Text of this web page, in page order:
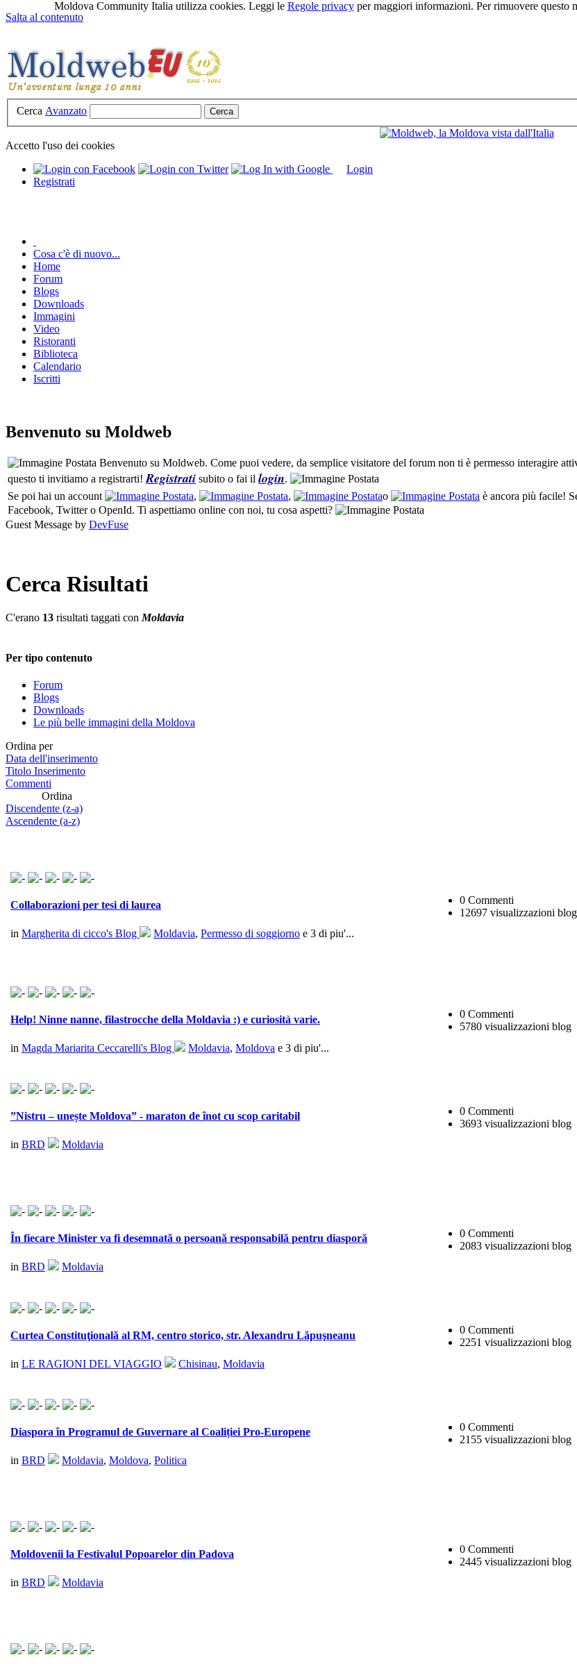
Salta al contenuto
Cerca Avanzato
Moldova Community Italia utilizza cookies. Leggi le Regole privacyper maggiori informazioni. Per rimuovere questo
Accetto l'uso dei cookies
Login
Registrati
Cosa c'è di nuovo...
Home
Forum
Blogs
Downloads
Immagini
Video
Ristoranti
Biblioteca
Calendario
Iscritti
Benvenuto su Moldweb
Benvenuto su Moldweb. Come puoi vedere, da semplice visitatore del forum non ti è permesso interagire
questo ti invitiamo a registrarti!Registrati subito o fai il login.
Se poi hai un account
, , o è ancora più facile!
Facebook, Twitter o OpenId. Ti aspettiamo online con noi, tu cosa aspetti?
Guest Message by DevFuse
Cerca Risultati
C'erano 13 risultati taggati con Moldavia
Per tipo contenuto
Forum
Blogs
Downloads
Le più belle immagini della Moldova
Ordina per
Data dell'inserimento
Titolo Inserimento
Commenti
Ordina
Discendente (z-a)
Ascendente (a-z)
Collaborazioni per tesi di laurea
in Margherita di cicco's Blog Moldavia, Permesso di soggiorno e 3 di piu'...
0 Commenti
12697 visualizzazioni blog
Help! Ninne nanne, filastrocche della Moldavia :) e curiosità varie.
in Magda Mariarita Ceccarelli's Blog Moldavia, Moldova e 3 di piu'...
0 Commenti
5780 visualizzazioni blog
”Nistru – unește Moldova” - maraton de înot cu scop caritabil
in BRD Moldavia
0 Commenti
3693 visualizzazioni blog
În fiecare Minister va fi desemnată o persoană responsabilă pentru diasporă
in BRD Moldavia
0 Commenti
2083 visualizzazioni blog
Curtea Constituţională al RM, centro storico, str. Alexandru Lăpuşneanu
in LE RAGIONI DEL VIAGGIO Chisinau, Moldavia
0 Commenti
2251 visualizzazioni blog
Diaspora în Programul de Guvernare al Coaliției Pro-Europene
in BRD Moldavia, Moldova, Politica
0 Commenti
2155 visualizzazioni blog
Moldovenii la Festivalul Popoarelor din Padova
in BRD Moldavia
0 Commenti
2445 visualizzazioni blog